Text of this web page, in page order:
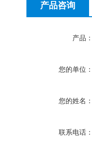
产品咨询
产品：
您的单位：
您的姓名：
联系电话：